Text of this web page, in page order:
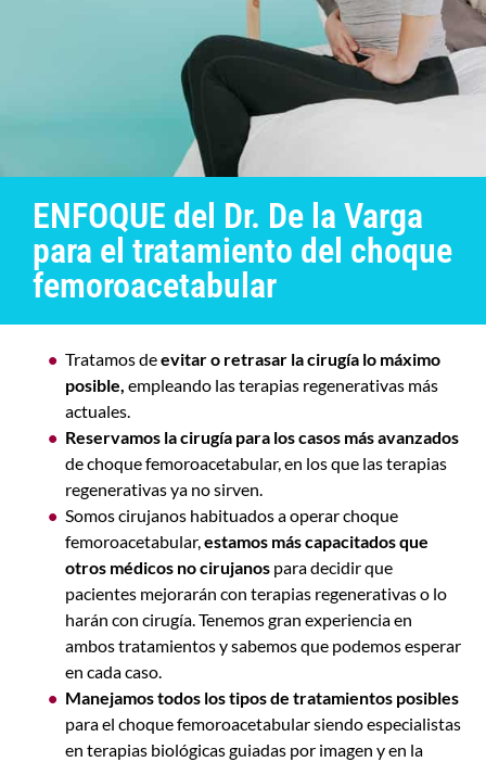
ENFOQUE del Dr. De la Varga
para el tratamiento del choque
femoroacetabular
Tratamos deevitar o retrasar la cirugía lo máximo
posible, empleando las terapias regenerativas más
actuales.
Reservamos la cirugía para los casos más avanzados
de choque femoroacetabular,en los que las terapias
regenerativas ya no sirven.
Somos cirujanos habituados a operarchoque
femoroacetabular,estamos más capacitados que
otros médicos no cirujanos para decidir que
pacientes mejorarán con terapias regenerativas o lo
harán con cirugía. Tenemos gran experiencia en
ambos tratamientos y sabemos que podemos esperar
en cada caso.
Manejamos todos los tipos de tratamientos posibles
para el choque femoroacetabular siendo especialistas
en terapias biológicas guiadas por imagen y en la